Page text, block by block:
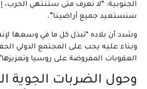
الجنوبية: “لا نعرف متى ستنتهي الحرب،
سنستعيد جميع أراضينا”.
وشدد أن بلاده “تبذل كل ما في وسعها
وبناء عليه يجب على المجتمع الدولي
العقوبات المفروضة على روسيا
وحول الضربات الجوية